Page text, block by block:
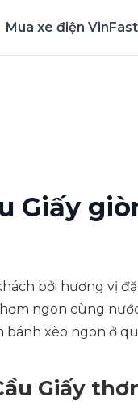
Mua xe điện VinFast
Giấy
bởi hương vị
ngon cùng
xèo ngon ở
Giấy